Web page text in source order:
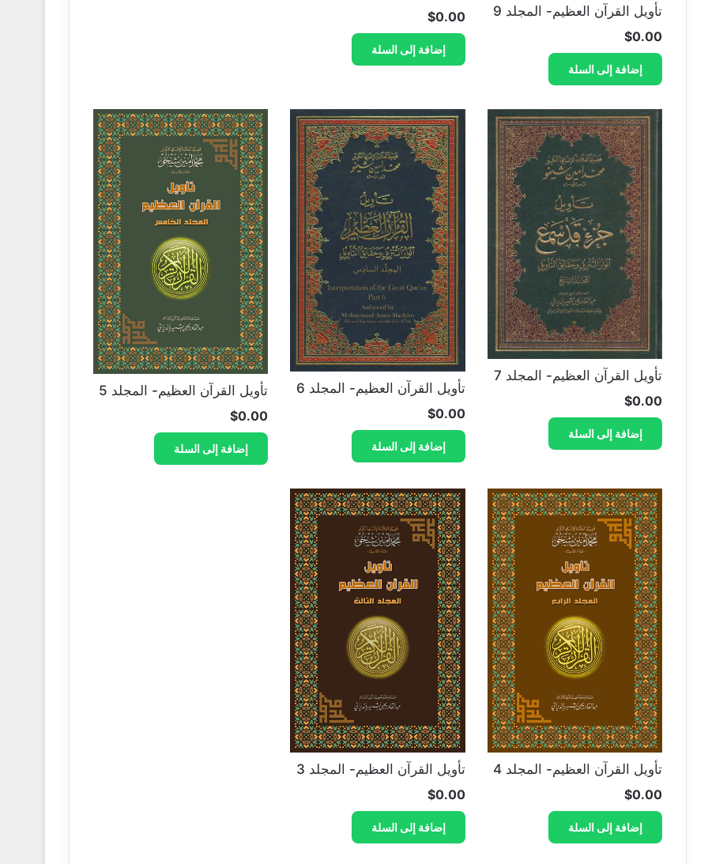
تأويل القرآن العظيم- المجلد 9
$0.00
إضافة إلى السلة
$0.00
إضافة إلى السلة
تأويل القرآن العظيم- المجلد 7
$0.00
إضافة إلى السلة
تأويل القرآن العظيم- المجلد 6
$0.00
إضافة إلى السلة
تأويل القرآن العظيم- المجلد 5
$0.00
إضافة إلى السلة
تأويل القرآن العظيم- المجلد 4
$0.00
إضافة إلى السلة
تأويل القرآن العظيم- المجلد 3
$0.00
إضافة إلى السلة